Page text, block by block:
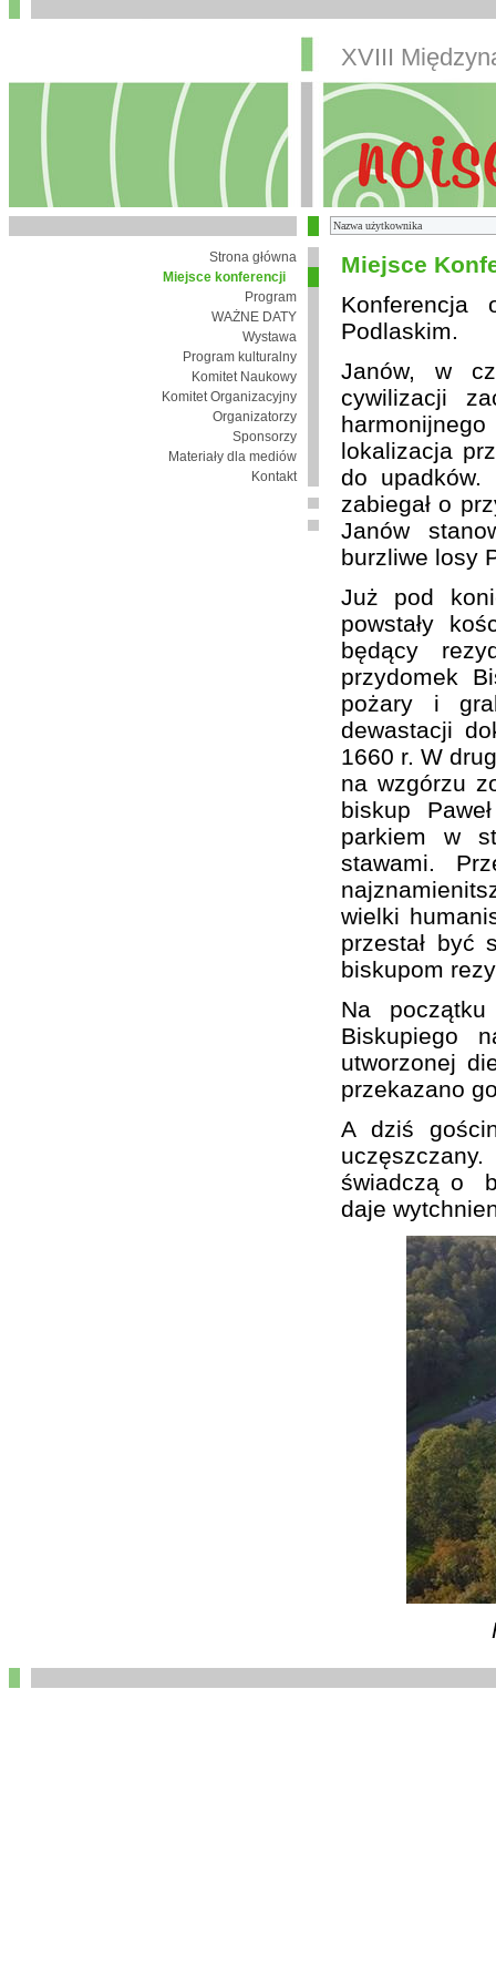
XVIII
Strona główna
Miejsce konferencji
Program
WAŻNE DATY
Wystawa
Program kulturalny
Komitet Naukowy
Komitet Organizacyjny
Organizatorzy
Sponsorzy
Materiały dla mediów
Kontakt
Miejsce
Podlaskim.
Janów, w
cywilizacji
lokalizacja
do upadków.
zabiegał o
Janów
burzliwe losy
Już pod
powstały
będący
przydomek
pożary i
dewastacji
1660 r. W
na wzgórzu
biskup
parkiem w
stawami.
wielki
przestał być
biskupom
Na
Biskupiego
utworzonej
przekazano
A dziś
świadczą o
daje